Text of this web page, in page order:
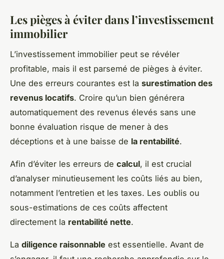
Les pièges à éviter dans l’investissement
immobilier
L’investissement immobilier peut se révéler
profitable, mais il est parsemé de pièges à éviter.
Une des erreurs courantes est la surestimation des
revenus locatifs. Croire qu’un bien générera
automatiquement des revenus élevés sans une
bonne évaluation risque de mener à des
déceptions et à une baisse de la rentabilité.
Afin d’éviter les erreurs de calcul, il est crucial
d’analyser minutieusement les coûts liés au bien,
notamment l’entretien et les taxes. Les oublis ou
sous-estimations de ces coûts affectent
directement la rentabilité nette.
La diligence raisonnable est essentielle. Avant de